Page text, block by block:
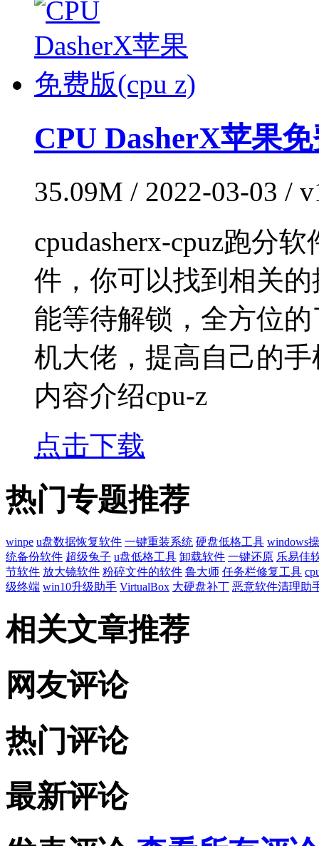
CPU DasherX苹果
35.09M / 2022-03-03 /
cpudasherx-cpuz跑分
件，你可以找到相关
能等待解锁，全方位
机大佬，提高自己的手
内容介绍cpu-z
点击下载
热门专题推荐
winpe u盘数据恢复软件 一键重装系统 硬盘低格工具 windows
统备份软件 超级兔子 u盘低格工具 卸载软件 一键还原 乐易佳
节软件 放大镜软件 粉碎文件的软件 鲁大师 任务栏修复工具
级终端 win10升级助手 VirtualBox 大硬盘补丁 恶意软件清理助
相关文章推荐
网友评论
热门评论
最新评论